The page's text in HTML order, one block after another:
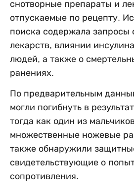
снотворные препараты и
отпускаемые по рецепту.
поиска содержала запросы
лекарств, влиянии
людей, а также о
ранениях.
По предварительным
могли погибнуть в
тогда как один из
множественные ножевые
также обнаружили
свидетельствующие о
сопротивления.